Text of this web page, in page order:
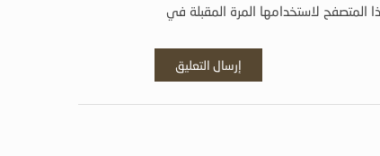
لاستخدامها المرة المقبلة في